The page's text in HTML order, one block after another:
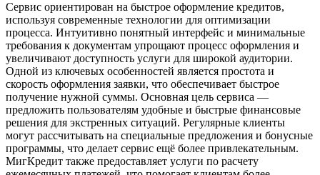
Сервис ориентирован на быстрое оформление кредитов,
используя современные технологии для оптимизации
процесса. Интуитивно понятный интерфейс и минимальные
требования к документам упрощают процесс оформления и
увеличивают доступность услуги для широкой аудитории.
Одной из ключевых особенностей является простота и
скорость оформления заявки, что обеспечивает быстрое
получение нужной суммы. Основная цель сервиса —
предложить пользователям удобные и быстрые финансовые
решения для экстренных ситуаций. Регулярные клиенты
могут рассчитывать на специальные предложения и бонусные
программы, что делает сервис ещё более привлекательным.
МигКредит также предоставляет услуги по расчету